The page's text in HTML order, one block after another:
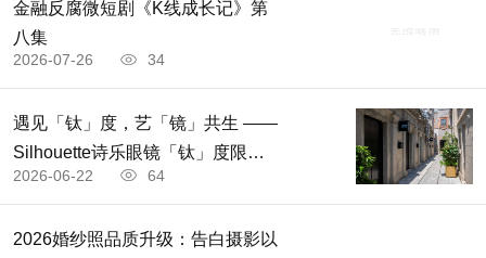
金融反腐微短剧《K线成长记》第
八集
2026-07-26 34
遇见「钛」度，艺「镜」共生 ——
Silhouette诗乐眼镜「钛」度限时
体验空间轻盈启境
2026-06-22 64
2026婚纱照品质升级：告白摄影以